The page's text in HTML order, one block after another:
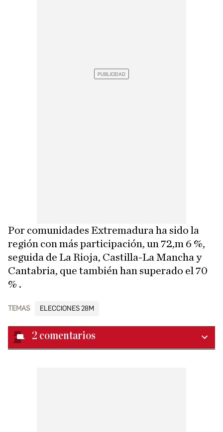
Por comunidades Extremadura ha sido la
región con más participación, un 72,m 6 %,
seguida de La Rioja, Castilla-La Mancha y
Cantabria, que también han superado el 70
% .
TEMAS ELECCIONES 28M
2 comentarios